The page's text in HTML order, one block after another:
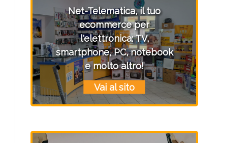
Net-Telematica, il tuo
ecommerce per
l'elettronica: TV,
smartphone, PC, notebook
e molto altro!
Vai al sito